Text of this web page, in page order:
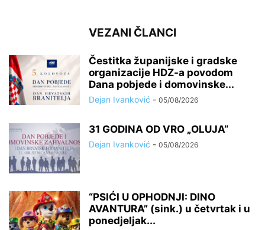
VEZANI ČLANCI
Čestitka županijske i gradske
organizacije HDZ-a povodom
Dana pobjede i domovinske...
Dejan Ivanković - 05/08/2026
31 GODINA OD VRO „OLUJA“
Dejan Ivanković - 05/08/2026
“PSIĆI U OPHODNJI: DINO
AVANTURA” (sink.) u četvrtak i u
ponedjeljak...